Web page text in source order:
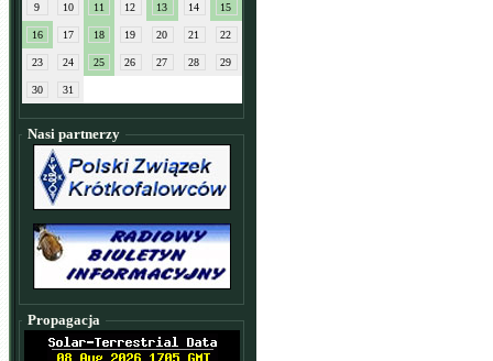
9 10 11 12 13 14 15
16 17 18 19 20 21 22
23 24 25 26 27 28 29
30 31
Nasi partnerzy
Propagacja